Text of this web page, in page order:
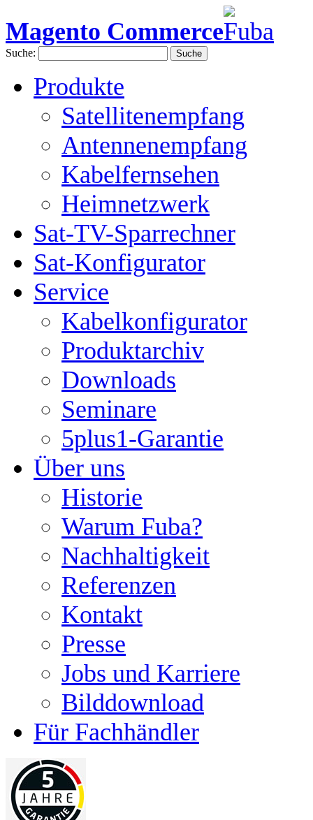
Magento Commerce
Suche: Suche
Produkte
Satellitenempfang
Antennenempfang
Kabelfernsehen
Heimnetzwerk
Sat-TV-Sparrechner
Sat-Konfigurator
Service
Kabelkonfigurator
Produktarchiv
Downloads
Seminare
5plus1-Garantie
Über uns
Historie
Warum Fuba?
Nachhaltigkeit
Referenzen
Kontakt
Presse
Jobs und Karriere
Bilddownload
Für Fachhändler